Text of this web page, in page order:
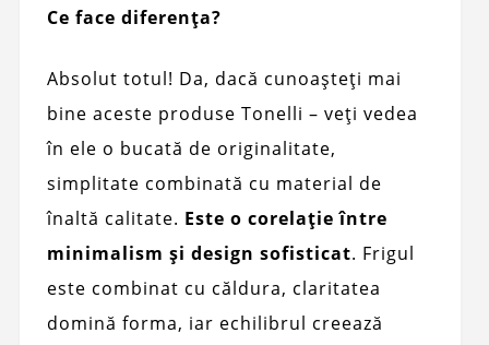
Ce face diferența?
Absolut totul! Da, dacă cunoașteți mai
bine aceste produse Tonelli – veți vedea
în ele o bucată de originalitate,
simplitate combinată cu material de
înaltă calitate. Este o corelație între
minimalism și design sofisticat. Frigul
este combinat cu căldura, claritatea
domină forma, iar echilibrul creează